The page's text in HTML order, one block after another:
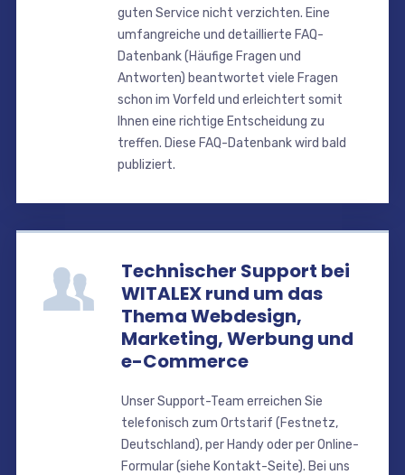
guten Service nicht verzichten. Eine
umfangreiche und detaillierte FAQ-
Datenbank (Häufige Fragen und
Antworten) beantwortet viele Fragen
schon im Vorfeld und erleichtert somit
Ihnen eine richtige Entscheidung zu
treffen. Diese FAQ-Datenbank wird bald
publiziert.
Technischer Support bei
WITALEX rund um das
Thema Webdesign,
Marketing, Werbung und
e-Commerce
Unser Support-Team erreichen Sie
telefonisch zum Ortstarif (Festnetz,
Deutschland), per Handy oder per Online-
Formular (siehe Kontakt-Seite). Bei uns